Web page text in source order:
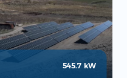
545.7 kW